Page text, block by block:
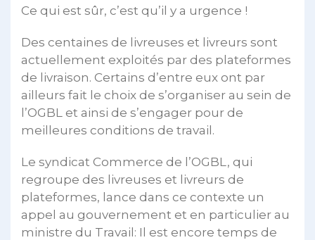
Ce qui est sûr, c’est qu’il y a urgence !
Des centaines de livreuses et livreurs sont
actuellement exploités par des plateformes
de livraison. Certains d’entre eux ont par
ailleurs fait le choix de s’organiser au sein de
l’OGBL et ainsi de s’engager pour de
meilleures conditions de travail.
Le syndicat Commerce de l’OGBL, qui
regroupe des livreuses et livreurs de
plateformes, lance dans ce contexte un
appel au gouvernement et en particulier au
ministre du Travail: Il est encore temps de